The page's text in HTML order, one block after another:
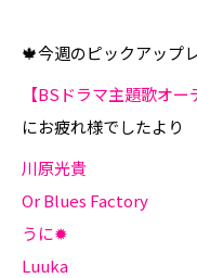
🍁今週のピックアップ
【BSドラマ主題歌オー
にお疲れ様でしたより
川原光貴
Or Blues Factory
うに✹‪
Luuka